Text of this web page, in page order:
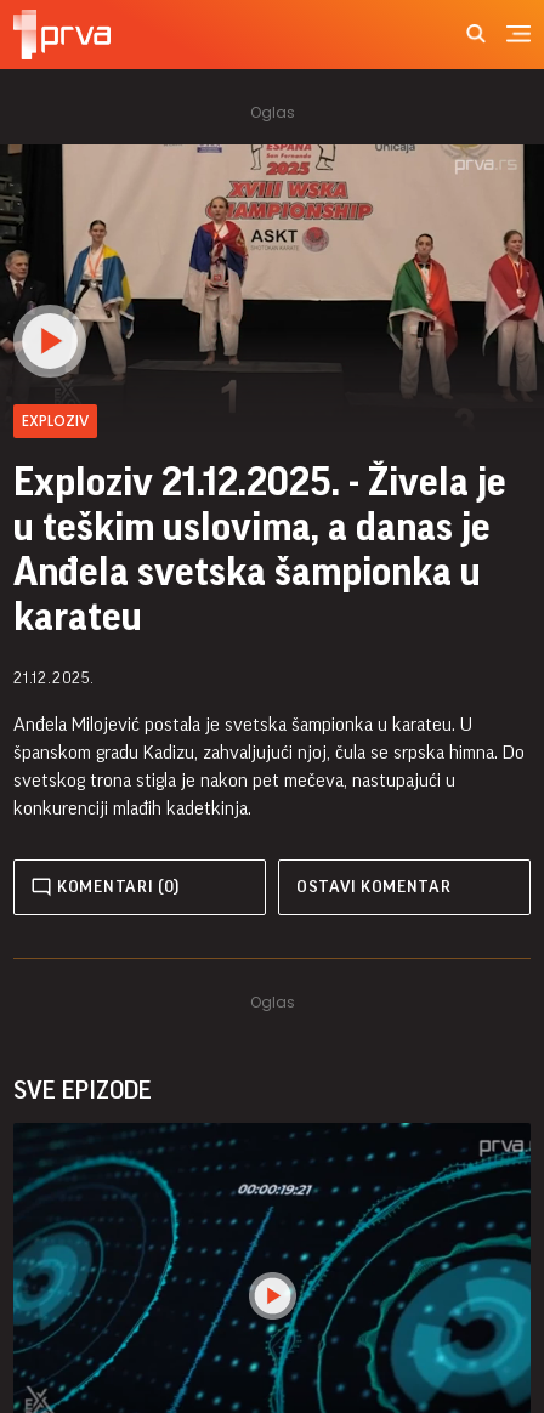
EXPLOZIV
Exploziv 21.12.2025. - Živela je
u teškim uslovima, a danas je
Anđela svetska šampionka u
karateu
21.12.2025.
Anđela Milojević postala je svetska šampionka u karateu. U
španskom gradu Kadizu, zahvaljujući njoj, čula se srpska himna. Do
svetskog trona stigla je nakon pet mečeva, nastupajući u
konkurenciji mlađih kadetkinja.
KOMENTARI (0) OSTAVI KOMENTAR
SVE EPIZODE